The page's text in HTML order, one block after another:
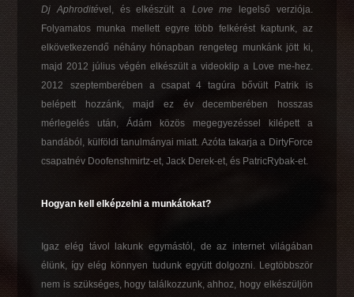
Dj Aphroditével, és elkészült a Love me legelső verziója.
Folyamatos munka mellett egyre több felkérést kaptunk, az
elkövetkezendő néhány hónapban rengeteg munkánk jött ki,
majd 2012 július végén elkészült a videoklip a Love me-hez.
2012 szeptemberében a csapat 4 tagúra bővült Patrik is
belépett hozzánk, majd ez év decemberében hosszas
mérlegelés után, Ádám közös megegyezéssel kilépett a
bandából, külföldi tanulmányai miatt. Azóta takarja a DirtyForce
csapatnév Doofenshmirtz-et, Jack Derek-et, és PatricRybak-et.
Hogyan kell elképzelni a munkátokat?
Igaz elég távol lakunk egymástól, de az internet világában
élünk, így elég könnyen tudunk együtt dolgozni. Legtöbbször
nem is szükséges, hogy találkozzunk, ahhoz, hogy elkészüljön